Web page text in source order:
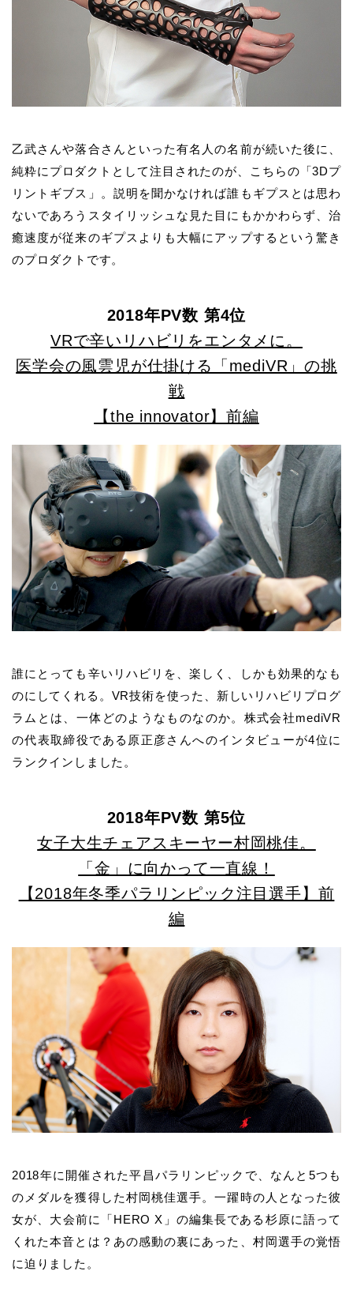
乙武さんや落合さんといった有名人の名前が続いた後に、
純粋にプロダクトとして注目されたのが、こちらの「3Dプ
リントギブス」。説明を聞かなければ誰もギプスとは思わ
ないであろうスタイリッシュな見た目にもかかわらず、治
癒速度が従来のギプスよりも大幅にアップするという驚き
のプロダクトです。
2018年PV数 第4位
VRで辛いリハビリをエンタメに。
医学会の風雲児が仕掛ける「mediVR」の挑
戦
【the innovator】前編
誰にとっても辛いリハビリを、楽しく、しかも効果的なも
のにしてくれる。VR技術を使った、新しいリハビリプログ
ラムとは、一体どのようなものなのか。株式会社mediVR
の代表取締役である原正彦さんへのインタビューが4位に
ランクインしました。
2018年PV数 第5位
女子大生チェアスキーヤー村岡桃佳。
「金」に向かって一直線！
【2018年冬季パラリンピック注目選手】前
編
2018年に開催された平昌パラリンピックで、なんと5つも
のメダルを獲得した村岡桃佳選手。一躍時の人となった彼
女が、大会前に「HERO X」の編集長である杉原に語って
くれた本音とは？あの感動の裏にあった、村岡選手の覚悟
に迫りました。